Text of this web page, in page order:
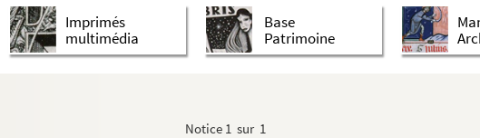
Imprimés
multimédia
Base
Patrimoine
Notice 1 sur 1